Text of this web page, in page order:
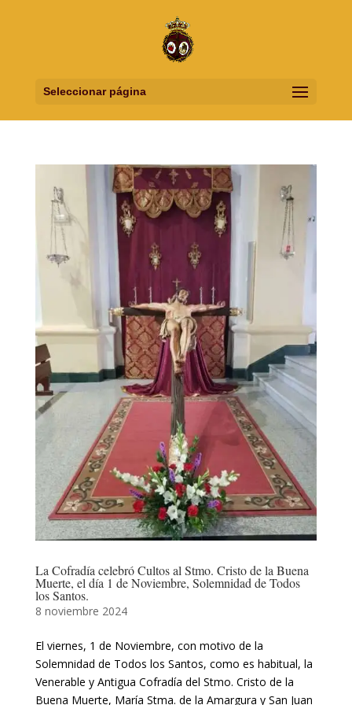
Seleccionar página
La Cofradía celebró Cultos al Stmo. Cristo de la Buena
Muerte, el día 1 de Noviembre, Solemnidad de Todos
los Santos.
8 noviembre 2024
El viernes, 1 de Noviembre, con motivo de la
Solemnidad de Todos los Santos, como es habitual, la
Venerable y Antigua Cofradía del Stmo. Cristo de la
Buena Muerte, María Stma. de la Amargura y San Juan